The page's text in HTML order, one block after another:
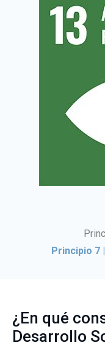
Principio 7 |
¿En qué
Desarrollo